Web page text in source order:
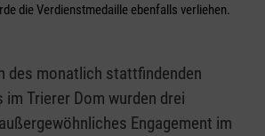
die Verdienstmedaille ebenfalls verliehen.
des monatlich stattfindenden
im Trierer Dom wurden drei
Engagement im